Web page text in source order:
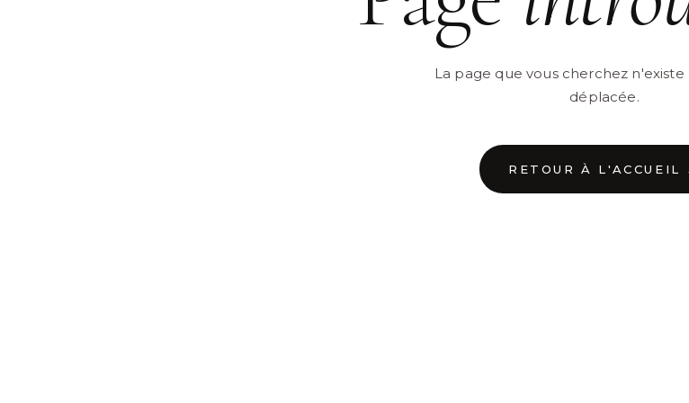
La page que vous cherchez n'existe
déplacée.
RETOUR À L'ACCUEIL